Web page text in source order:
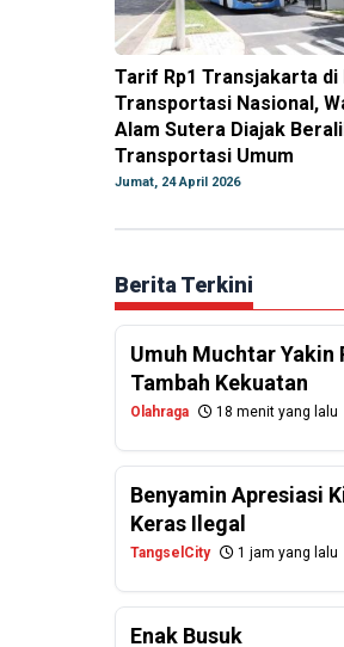
Tarif Rp1 Transjakarta di
Transportasi Nasional,
Alam Sutera Diajak
Transportasi Umum
Jumat, 24 April 2026
Berita Terkini
Umuh Muchtar
Tambah Kekuatan
Olahraga 18 menit yang lalu
Benyamin Apresiasi
Keras Ilegal
TangselCity 1 jam yang lalu
Enak Busuk